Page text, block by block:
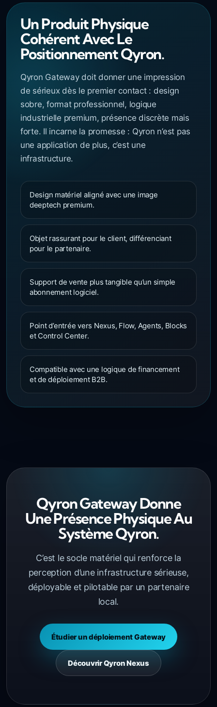
Un Produit Physique
Cohérent Avec Le
Positionnement Qyron.
Qyron Gateway doit donner une impression
de sérieux dès le premier contact : design
sobre, format professionnel, logique
industrielle premium, présence discrète mais
forte. Il incarne la promesse : Qyron n’est pas
une application de plus, c’est une
infrastructure.
Design matériel aligné avec une image
deeptech premium.
Objet rassurant pour le client, différenciant
pour le partenaire.
Support de vente plus tangible qu’un simple
abonnement logiciel.
Point d’entrée vers Nexus, Flow, Agents, Blocks
et Control Center.
Compatible avec une logique de financement
et de déploiement B2B.
Qyron Gateway Donne
Une Présence Physique Au
Système Qyron.
C’est le socle matériel qui renforce la
perception d’une infrastructure sérieuse,
déployable et pilotable par un partenaire
local.
Étudier un déploiement Gateway
Découvrir Qyron Nexus